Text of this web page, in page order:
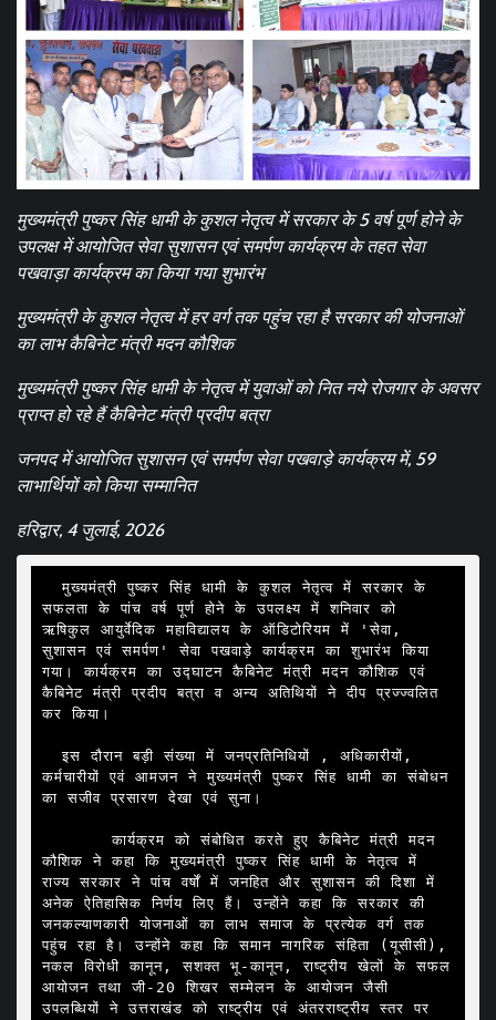
मुख्यमंत्री पुष्कर सिंह धामी के कुशल नेतृत्व में सरकार के 5 वर्ष पूर्ण होने के
उपलक्ष में आयोजित सेवा सुशासन एवं समर्पण कार्यक्रम के तहत सेवा
पखवाड़ा कार्यक्रम का किया गया शुभारंभ
मुख्यमंत्री के कुशल नेतृत्व में हर वर्ग तक पहुंच रहा है सरकार की योजनाओं
का लाभ कैबिनेट मंत्री मदन कौशिक
मुख्यमंत्री पुष्कर सिंह धामी के नेतृत्व में युवाओं को नित नये रोजगार के अवसर
प्राप्त हो रहे हैं कैबिनेट मंत्री प्रदीप बत्रा
जनपद में आयोजित सुशासन एवं समर्पण सेवा पखवाड़े कार्यक्रम में, 59
लाभार्थियों को किया सम्मानित
हरिद्वार, 4 जुलाई, 2026
  मुख्यमंत्री पुष्कर सिंह धामी के कुशल नेतृत्व में सरकार के
सफलता के पांच वर्ष पूर्ण होने के उपलक्ष्य में शनिवार को
ऋषिकुल आयुर्वेदिक महाविद्यालय के ऑडिटोरियम में 'सेवा,
सुशासन एवं समर्पण' सेवा पखवाड़े कार्यक्रम का शुभारंभ किया
गया। कार्यक्रम का उद्घाटन कैबिनेट मंत्री मदन कौशिक एवं
कैबिनेट मंत्री प्रदीप बत्रा व अन्य अतिथियों ने दीप प्रज्ज्वलित
कर किया।
  इस दौरान बड़ी संख्या में जनप्रतिनिधियों , अधिकारीयों,
कर्मचारीयों एवं आमजन ने मुख्यमंत्री पुष्कर सिंह धामी का संबोधन
का सजीव प्रसारण देखा एवं सुना।
       कार्यक्रम को संबोधित करते हुए कैबिनेट मंत्री मदन
कौशिक ने कहा कि मुख्यमंत्री पुष्कर सिंह धामी के नेतृत्व में
राज्य सरकार ने पांच वर्षों में जनहित और सुशासन की दिशा में
अनेक ऐतिहासिक निर्णय लिए हैं। उन्होंने कहा कि सरकार की
जनकल्याणकारी योजनाओं का लाभ समाज के प्रत्येक वर्ग तक
पहुंच रहा है। उन्होंने कहा कि समान नागरिक संहिता (यूसीसी),
नकल विरोधी कानून, सशक्त भू-कानून, राष्ट्रीय खेलों के सफल
आयोजन तथा जी-20 शिखर सम्मेलन के आयोजन जैसी
उपलब्धियों ने उत्तराखंड को राष्ट्रीय एवं अंतरराष्ट्रीय स्तर पर